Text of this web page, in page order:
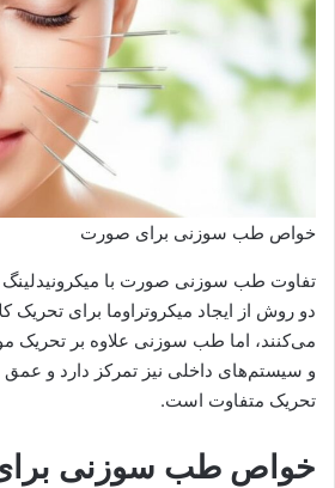
خواص طب سوزنی برای صورت
تفاوت طب سوزنی صورت با
دو روش از ایجاد میکروتراوما برای تحریک
می‌کنند، اما طب سوزنی علاوه بر تحریک
و سیستم‌های داخلی نیز تمرکز دارد و
تحریک متفاوت است.
خواص طب سوزنی